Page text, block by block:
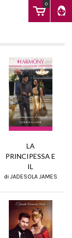
0
LA
PRINCIPESSA E
IL
di JADESOLA JAMES